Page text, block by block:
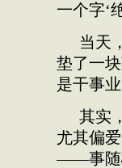
一个字‘
当天
垫了一
是干事
其实
尤其偏
——事随